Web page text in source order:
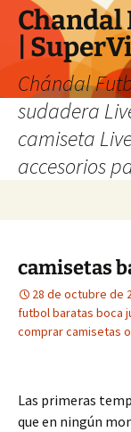
Chandal
|
Chándal
sudadera
camiseta
accesorios
camisetas
28 de octubre de
futbol baratas boca
comprar camisetas
Las primeras
que en ningún